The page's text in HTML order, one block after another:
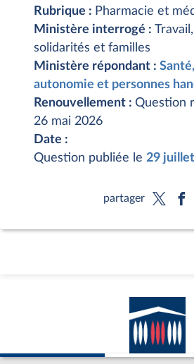
Rubrique : Pharmacie et
Ministère interrogé :
solidarités et familles
Ministère répondant :
autonomie et personnes
Renouvellement : Question
26 mai 2026
Date :
Question publiée le 29
partager